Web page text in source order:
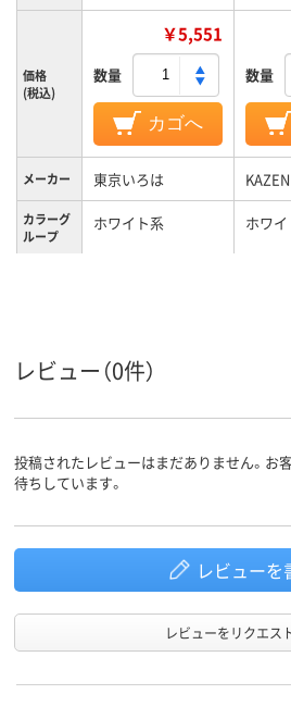
価格
(税込)
￥5,551
数量
カゴへ
数量
メーカー 東京いろは KAZEN
カラーグ
ループ
ホワイト系 ホワ
レビュー（0件）
投稿されたレビューはまだありません。お
待ちしています。
レビューを
レビューをリクエス